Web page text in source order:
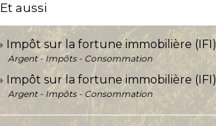
Et aussi
Impôt sur la fortune immobilière
Argent - Impôts - Consommation
Impôt sur la fortune immobilière
Argent - Impôts - Consommation